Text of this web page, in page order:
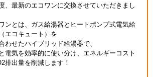
、最新のエコワンに交換させていただきまし
ンとは、ガス給湯器とヒートポンプ式電気給
エコキュート）を
わせたハイブリッド給湯器で、
電気を効率的に使い分け、エネルギーコスト
排出量を削減します！